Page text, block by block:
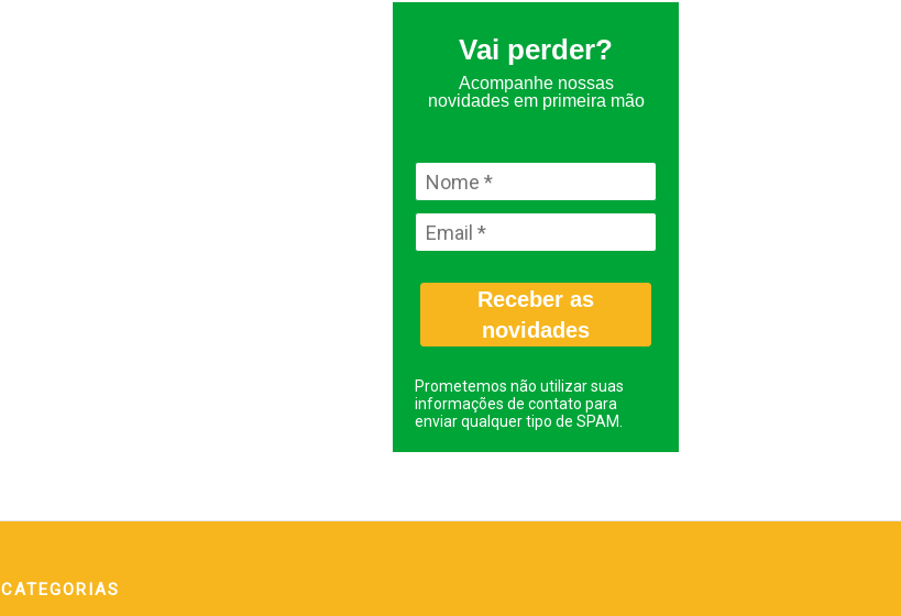
Vai perder?
Acompanhe nossas
novidades em primeira mão
Receber as
novidades
Prometemos não utilizar suas
informações de contato para
enviar qualquer tipo de SPAM.
CATEGORIAS